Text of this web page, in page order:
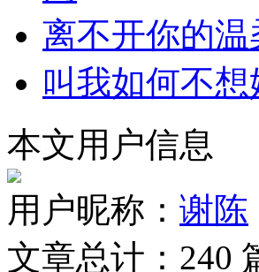
离不开你的温
叫我如何不想
本文用户信息
用户昵称： 谢陈
文章总计： 240